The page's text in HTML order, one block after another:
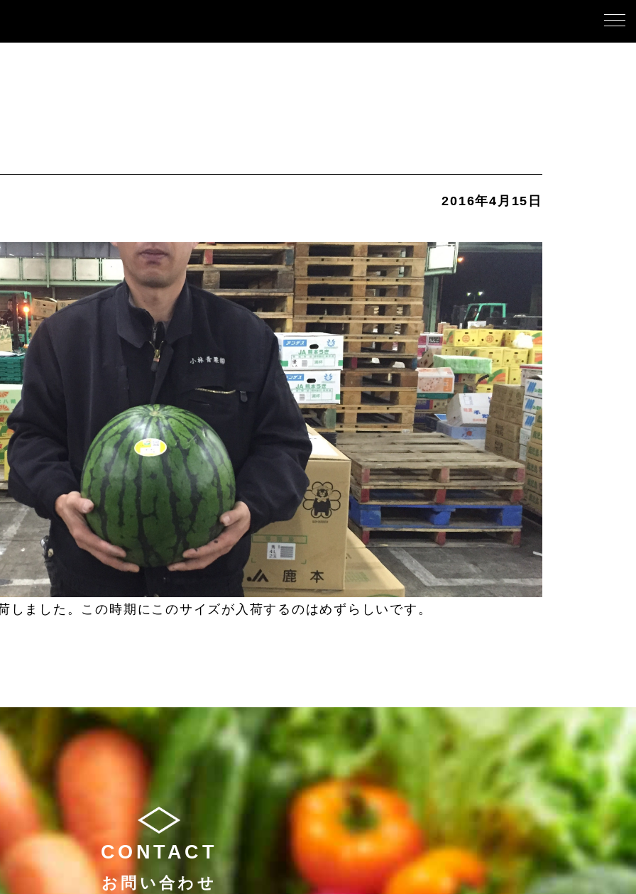
2016年4月15日
ました。この時期にこのサイズが入荷するのはめずらしいです。
CONTACT
お問い合わせ